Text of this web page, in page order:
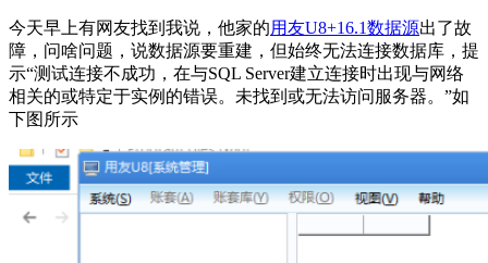
今天早上有网友找到我说，他家的用友U8+16.1数据源出了故
障，问啥问题，说数据源要重建，但始终无法连接数据库，提
示“测试连接不成功，在与SQL Server建立连接时出现与网络
相关的或特定于实例的错误。未找到或无法访问服务器。”如
下图所示